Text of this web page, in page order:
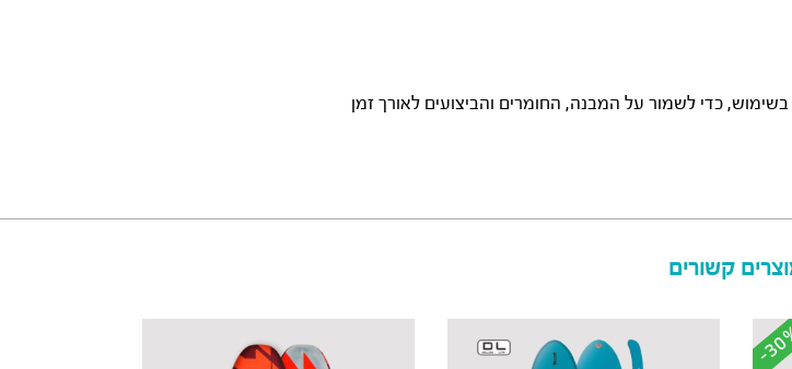
כדי לשמור על המבנה, החומרים והביצועים לאורך זמן
קשורים
-
-